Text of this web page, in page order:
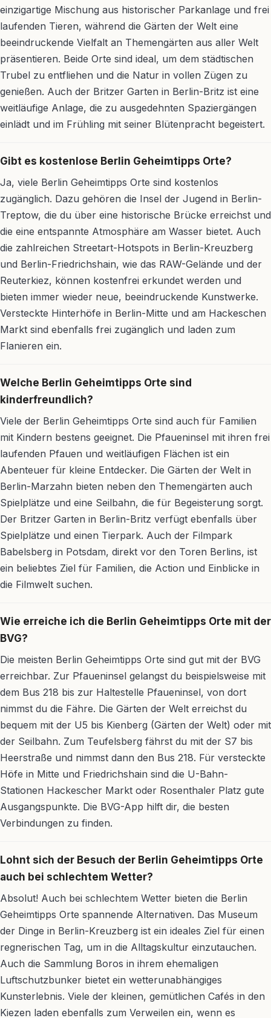
einzigartige Mischung aus historischer Parkanlage und frei
laufenden Tieren, während die Gärten der Welt eine
beeindruckende Vielfalt an Themengärten aus aller Welt
präsentieren. Beide Orte sind ideal, um dem städtischen
Trubel zu entfliehen und die Natur in vollen Zügen zu
genießen. Auch der Britzer Garten in Berlin-Britz ist eine
weitläufige Anlage, die zu ausgedehnten Spaziergängen
einlädt und im Frühling mit seiner Blütenpracht begeistert.
Gibt es kostenlose Berlin Geheimtipps Orte?
Ja, viele Berlin Geheimtipps Orte sind kostenlos
zugänglich. Dazu gehören die Insel der Jugend in Berlin-
Treptow, die du über eine historische Brücke erreichst und
die eine entspannte Atmosphäre am Wasser bietet. Auch
die zahlreichen Streetart-Hotspots in Berlin-Kreuzberg
und Berlin-Friedrichshain, wie das RAW-Gelände und der
Reuterkiez, können kostenfrei erkundet werden und
bieten immer wieder neue, beeindruckende Kunstwerke.
Versteckte Hinterhöfe in Berlin-Mitte und am Hackeschen
Markt sind ebenfalls frei zugänglich und laden zum
Flanieren ein.
Welche Berlin Geheimtipps Orte sind
kinderfreundlich?
Viele der Berlin Geheimtipps Orte sind auch für Familien
mit Kindern bestens geeignet. Die Pfaueninsel mit ihren frei
laufenden Pfauen und weitläufigen Flächen ist ein
Abenteuer für kleine Entdecker. Die Gärten der Welt in
Berlin-Marzahn bieten neben den Themengärten auch
Spielplätze und eine Seilbahn, die für Begeisterung sorgt.
Der Britzer Garten in Berlin-Britz verfügt ebenfalls über
Spielplätze und einen Tierpark. Auch der Filmpark
Babelsberg in Potsdam, direkt vor den Toren Berlins, ist
ein beliebtes Ziel für Familien, die Action und Einblicke in
die Filmwelt suchen.
Wie erreiche ich die Berlin Geheimtipps Orte mit der
BVG?
Die meisten Berlin Geheimtipps Orte sind gut mit der BVG
erreichbar. Zur Pfaueninsel gelangst du beispielsweise mit
dem Bus 218 bis zur Haltestelle Pfaueninsel, von dort
nimmst du die Fähre. Die Gärten der Welt erreichst du
bequem mit der U5 bis Kienberg (Gärten der Welt) oder mit
der Seilbahn. Zum Teufelsberg fährst du mit der S7 bis
Heerstraße und nimmst dann den Bus 218. Für versteckte
Höfe in Mitte und Friedrichshain sind die U-Bahn-
Stationen Hackescher Markt oder Rosenthaler Platz gute
Ausgangspunkte. Die BVG-App hilft dir, die besten
Verbindungen zu finden.
Lohnt sich der Besuch der Berlin Geheimtipps Orte
auch bei schlechtem Wetter?
Absolut! Auch bei schlechtem Wetter bieten die Berlin
Geheimtipps Orte spannende Alternativen. Das Museum
der Dinge in Berlin-Kreuzberg ist ein ideales Ziel für einen
regnerischen Tag, um in die Alltagskultur einzutauchen.
Auch die Sammlung Boros in ihrem ehemaligen
Luftschutzbunker bietet ein wetterunabhängiges
Kunsterlebnis. Viele der kleinen, gemütlichen Cafés in den
Kiezen laden ebenfalls zum Verweilen ein, wenn es